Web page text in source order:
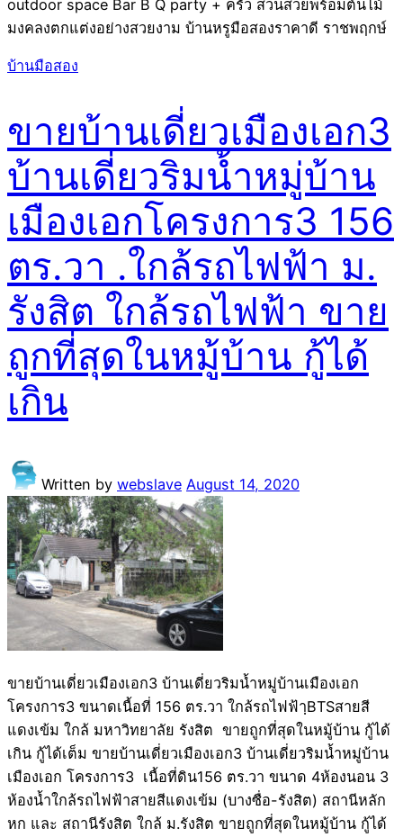
outdoor space Bar B Q party + ครัว สวนสวยพร้อมต้นไม้
มงคลงตกแต่งอย่างสวยงาม บ้านหรูมือสองราคาดี ราชพฤกษ์
บ้านมือสอง
ขายบ้านเดี่ยวเมืองเอก3
บ้านเดี่ยวริมน้ำหมู่บ้าน
เมืองเอกโครงการ3 156
ตร.วา .ใกล้รถไฟฟ้า ม.
รังสิต ใกล้รถไฟฟ้า ขาย
ถูกที่สุดในหมู้บ้าน กู้ได้
เกิน
Written by webslave August 14, 2020
ขายบ้านเดี่ยวเมืองเอก3 บ้านเดี่ยวริมน้ำหมู่บ้านเมืองเอก
โครงการ3 ขนาดเนื้อที่ 156 ตร.วา ใกล้รถไฟฟ้าฺBTSสายสี
แดงเข้ม ใกล้ มหาวิทยาลัย รังสิต ขายถูกที่สุดในหมู้บ้าน กู้ได้
เกิน กู้ได้เต็ม ขายบ้านเดี่ยวเมืองเอก3 บ้านเดี่ยวริมน้ำหมู่บ้าน
เมืองเอก โครงการ3 เนื้อที่ดิน156 ตร.วา ขนาด 4ห้องนอน 3
ห้องน้ำใกล้รถไฟฟ้าสายสีแดงเข้ม (บางซื่อ-รังสิต) สถานีหลัก
หก และ สถานีรังสิต ใกล้ ม.รังสิต ขายถูกที่สุดในหมู้บ้าน กู้ได้